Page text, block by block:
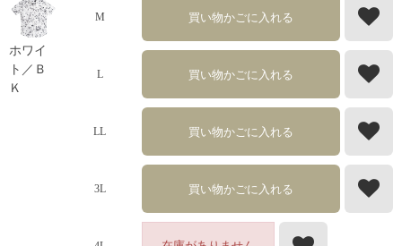
ホワイ
ト／Ｂ
Ｋ
M 買い物かごに入れる
L 買い物かごに入れる
LL 買い物かごに入れる
3L 買い物かごに入れる